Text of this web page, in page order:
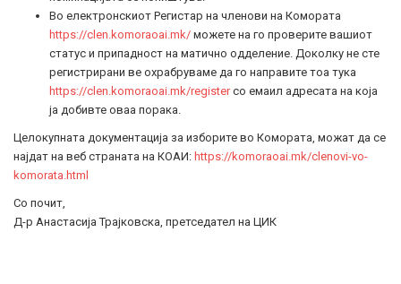
Во електронскиот Регистар на членови на Комората
https://clen.komoraoai.mk/ можете на го проверите вашиот
статус и припадност на матично одделение. Доколку не сте
регистрирани ве охрабруваме да го направите тоа тука
https://clen.komoraoai.mk/registerсо емаил адресата на која
ја добивте оваа порака.
Целокупната документација за изборите во Комората, можат да се
најдат на веб страната на КОАИ: https://komoraoai.mk/clenovi-vo-
komorata.html
Со почит,
Д-р Анастасија Трајковска, претседател на ЦИК